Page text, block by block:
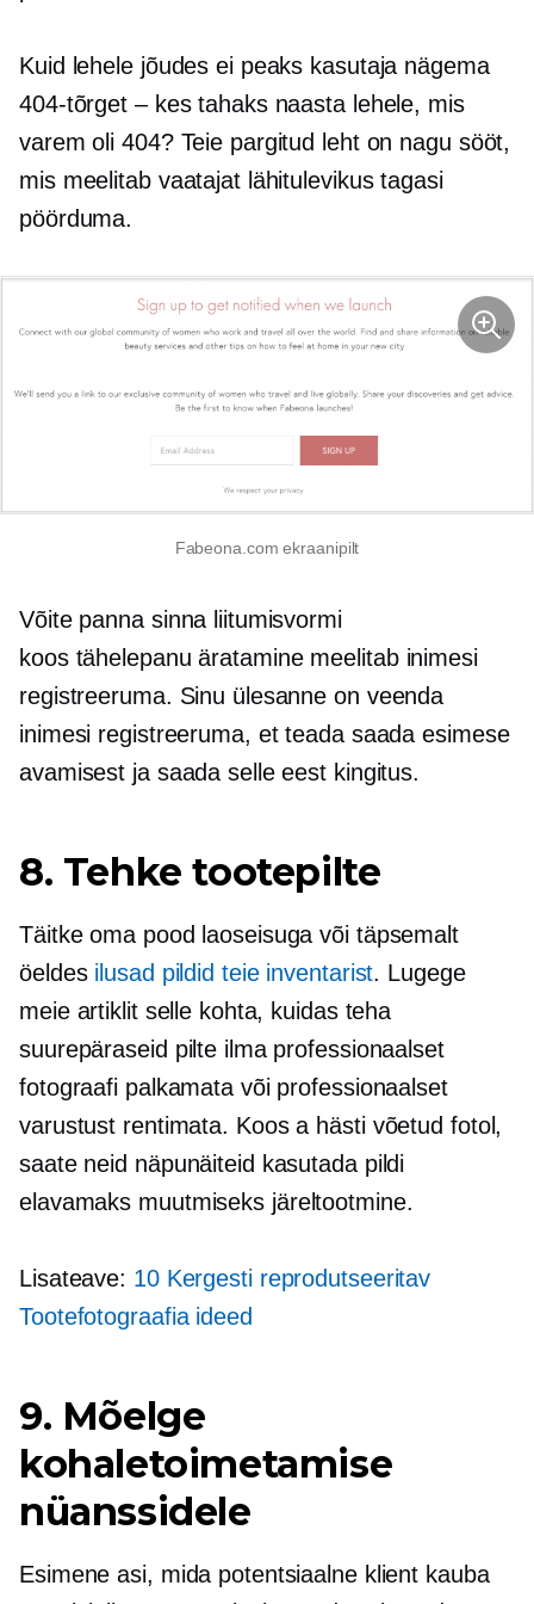
Kuid lehele jõudes ei peaks kasutaja nägema
404-tõrget – kes tahaks naasta lehele, mis
varem oli 404? Teie pargitud leht on nagu sööt,
mis meelitab vaatajat lähitulevikus tagasi
pöörduma.
Fabeona.com ekraanipilt
Võite panna sinna liitumisvormi
koos tähelepanu ärataminemeelitab inimesi
registreeruma. Sinu ülesanne on veenda
inimesi registreeruma, et teada saada esimese
avamisest ja saada selle eest kingitus.
8. Tehke tootepilte
Täitke oma pood laoseisuga või täpsemalt
öeldes ilusad pildid teie inventarist. Lugege
meie artiklit selle kohta, kuidas teha
suurepäraseid pilte ilma professionaalset
fotograafi palkamata või professionaalset
varustust rentimata. Koos a hästi võetud fotol,
saate neid näpunäiteid kasutada pildi
elavamaks muutmiseks järeltootmine.
Lisateave: 10 Kergesti reprodutseeritav
Tootefotograafia ideed
9. Mõelge
kohaletoimetamise
nüanssidele
Esimene asi, mida potentsiaalne klient kauba